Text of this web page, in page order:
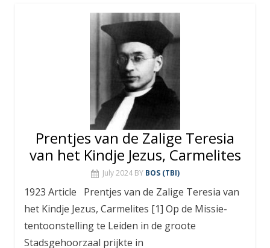
Prentjes van de Zalige Teresia
van het Kindje Jezus, Carmelites
July 2024 BY BOS (TBI)
1923 Article Prentjes van de Zalige Teresia van
het Kindje Jezus, Carmelites [1] Op de Missie-
tentoonstelling te Leiden in de groote
Stadsgehoorzaal prijkte in